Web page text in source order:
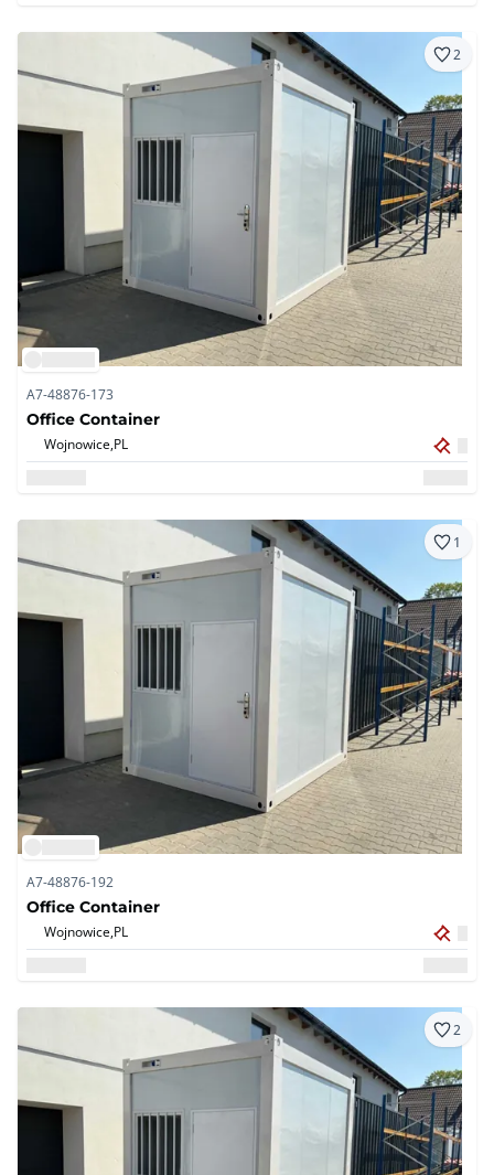
2
A7-48876-173
Office Container
Wojnowice,PL
1
A7-48876-192
Office Container
Wojnowice,PL
2